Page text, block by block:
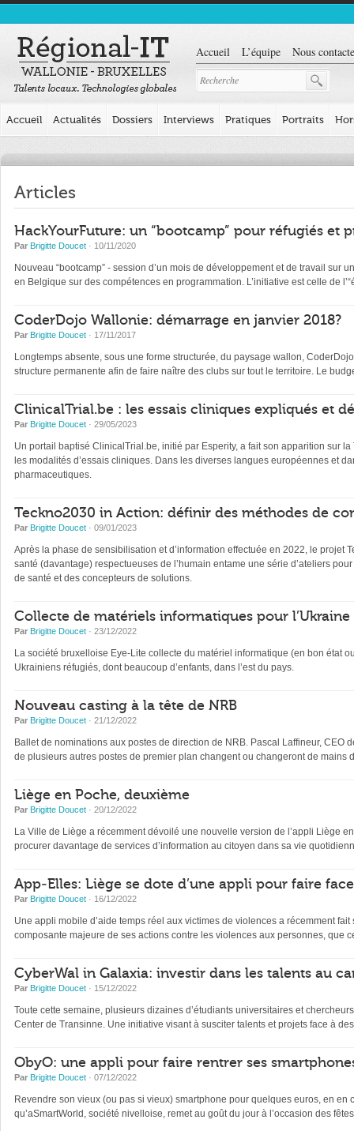
Accueil L’équipe Nous
Accueil Actualités Dossiers Interviews Pratiques Portraits
Articles
HackYourFuture: un “bootcamp” pour réfugiés et
Par Brigitte Doucet · 10/11/2020
Nouveau “bootcamp” - session d’un mois de développement et de travail
en Belgique sur des compétences en programmation. L’initiative est celle de
CoderDojo Wallonie: démarrage en janvier 2018?
Par Brigitte Doucet · 17/11/2017
Longtemps absente, sous une forme structurée, du paysage wallon,
structure permanente afin de faire naître des clubs sur tout le territoire. Le
ClinicalTrial.be : les essais cliniques expliqués et
Par Brigitte Doucet · 29/05/2023
Un portail baptisé ClinicalTrial.be, initié par Esperity, a fait son apparition sur
les modalités d’essais cliniques. Dans les diverses langues européennes et
pharmaceutiques.
Teckno2030 in Action: définir des méthodes de
Par Brigitte Doucet · 09/01/2023
Après la phase de sensibilisation et d’information effectuée en 2022, le projet
santé (davantage) respectueuses de l’humain entame une série d’ateliers
de santé et des concepteurs de solutions.
Collecte de matériels informatiques pour l’Ukraine
Par Brigitte Doucet · 23/12/2022
La société bruxelloise Eye-Lite collecte du matériel informatique (en bon état
Ukrainiens réfugiés, dont beaucoup d’enfants, dans l’est du pays.
Nouveau casting à la tête de NRB
Par Brigitte Doucet · 21/12/2022
Ballet de nominations aux postes de direction de NRB. Pascal Laffineur,
de plusieurs autres postes de premier plan changent ou changeront de mains
Liège en Poche, deuxième
Par Brigitte Doucet · 20/12/2022
La Ville de Liège a récemment dévoilé une nouvelle version de l’appli Liège
procurer davantage de services d’information au citoyen dans sa vie
App-Elles: Liège se dote d’une appli pour faire
Par Brigitte Doucet · 16/12/2022
Une appli mobile d’aide temps réel aux victimes de violences a récemment
composante majeure de ses actions contre les violences aux personnes, que
CyberWal in Galaxia: investir dans les talents au
Par Brigitte Doucet · 15/12/2022
Toute cette semaine, plusieurs dizaines d’étudiants universitaires et
Center de Transinne. Une initiative visant à susciter talents et projets face à
ObyO: une appli pour faire rentrer ses
Par Brigitte Doucet · 07/12/2022
Revendre son vieux (ou pas si vieux) smartphone pour quelques euros, en
qu’aSmartWorld, société nivelloise, remet au goût du jour à l’occasion des